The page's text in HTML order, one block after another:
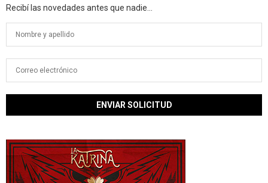
Recibí las novedades antes que nadie...